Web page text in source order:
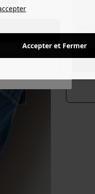
Accepter et Fermer